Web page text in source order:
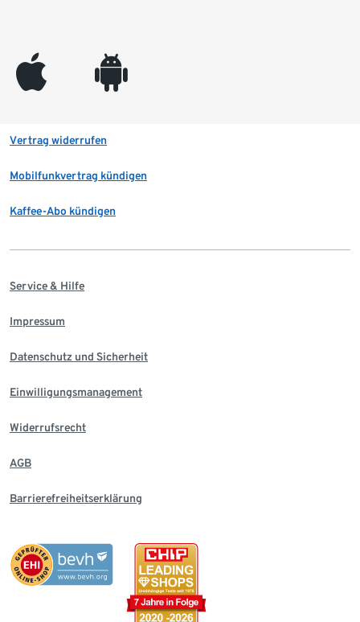
appleinc android
Vertrag widerrufen
Mobilfunkvertrag kündigen
Kaffee-Abo kündigen
Service & Hilfe
Impressum
Datenschutz und Sicherheit
Einwilligungsmanagement
Widerrufsrecht
AGB
Barrierefreiheitserklärung